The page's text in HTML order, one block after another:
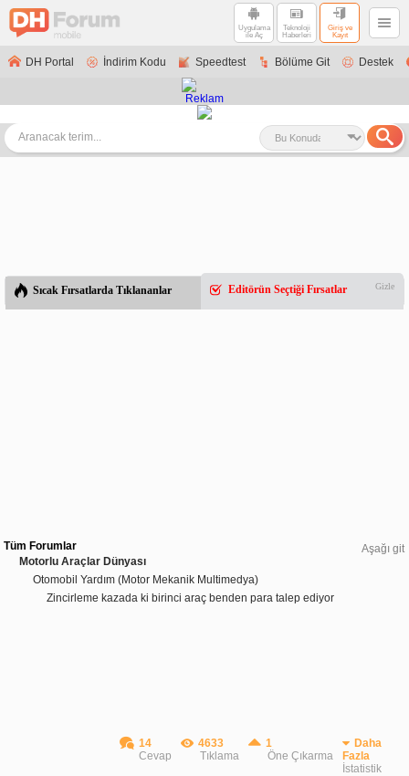
Uygulama
ile Aç
Teknoloji
Haberleri
Giriş ve
Kayıt
DH Portal İndirim Kodu Speedtest Bölüme Git Destek
Sıcak Fırsatlarda Tıklananlar Editörün Seçtiği Fırsatlar Gizle
Aşağı git
Tüm Forumlar
Motorlu Araçlar Dünyası
Otomobil Yardım (Motor Mekanik Multimedya)
Zincirleme kazada ki birinci araç benden para talep ediyor
14
Cevap
4633
Tıklama
1
Öne Çıkarma
Daha
Fazla
İstatistik